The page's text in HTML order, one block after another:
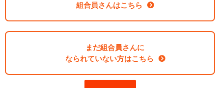
組合員さんはこちら
まだ組合員さんに
なられていない方はこちら